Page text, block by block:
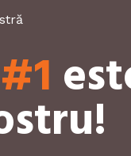
#1